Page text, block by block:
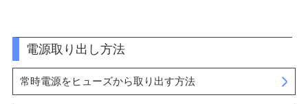
電源取り出し方法
常時電源をヒューズから取り出す方法